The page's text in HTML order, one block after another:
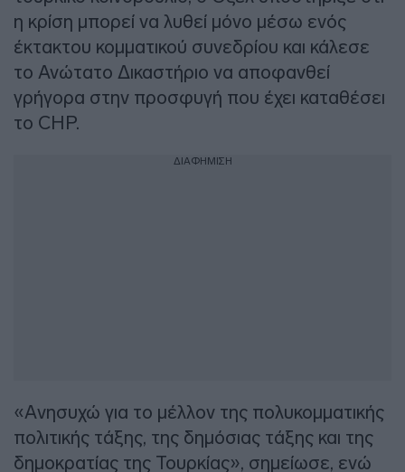
η κρίση μπορεί να λυθεί μόνο μέσω ενός
έκτακτου κομματικού συνεδρίου και κάλεσε
το Ανώτατο Δικαστήριο να αποφανθεί
γρήγορα στην προσφυγή που έχει καταθέσει
το CHP.
ΔΙΑΦΗΜΙΣΗ
«Aνησυχώ για το μέλλον της πολυκομματικής
πολιτικής τάξης, της δημόσιας τάξης και της
δημοκρατίας της Τουρκίας», σημείωσε, ενώ